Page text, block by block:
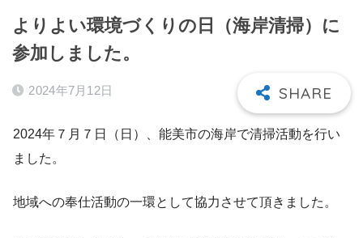
よりよい環境づくりの日（海岸清掃）に
参加しました。
2024年7月12日
2024年７月７日（日）、能美市の海岸で清掃活動を行い
ました。
地域への奉仕活動の一環として協力させて頂きました。